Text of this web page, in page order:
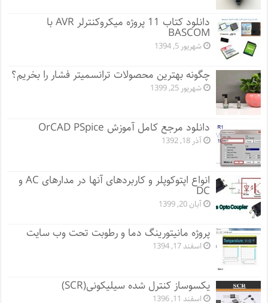
دانلود کتاب 11 پروژه میکروکنترلر AVR با
BASCOM
شهریور 5, 1394
چگونه بهترین محصولات ترانسمیتر فشار را بخریم؟
شهریور 25, 1399
دانلود مرجع کامل آموزش OrCAD PSpice
آذر 18, 1392
انواع اپتوکوپلر و کاربردهای آنها در مدارهای AC و
DC
آبان 20, 1399
پروژه مانيتورينگ دما و رطوبت تحت وب سایت
اسفند 17, 1394
یکسوساز کنترل شده سیلیکونی(SCR)
اسفند 11, 1396